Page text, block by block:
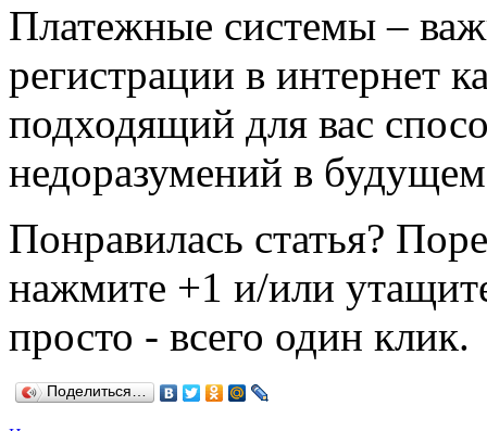
Платежные системы –
регистрации в интернет
подходящий для вас
недоразумений в
Понравилась статья?
нажмите +1 и/или
просто - всего один клик.
Поделиться…